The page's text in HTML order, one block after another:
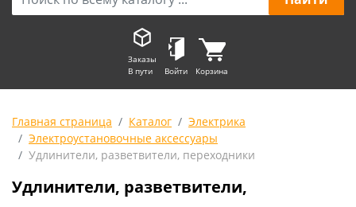
Заказы
В пути
Войти Корзина
Главная страница Каталог
Электрика
Электроустановочные аксессуары
Удлинители, разветвители, переходники
Удлинители, разветвители,